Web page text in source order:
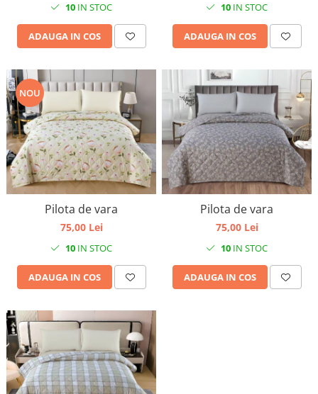
10 IN STOC
ADAUGA IN COS
10 IN STOC
ADAUGA IN COS
NOU
Pilota de vara
75,00 Lei
10 IN STOC
ADAUGA IN COS
Pilota de vara
75,00 Lei
10 IN STOC
ADAUGA IN COS